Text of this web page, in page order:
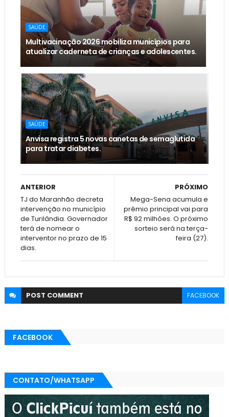
SAÚDE
Multivacinação 2026 mobiliza municípios para
atualizar caderneta de crianças e adolescentes.
SAÚDE
Anvisa registra 5 novas canetas de semaglutida
para tratar diabetes.
PRÓXIMO
Mega-Sena acumula e
prêmio principal vai para
R$ 92 milhões. O próximo
sorteio será na terça-
feira (27).
ANTERIOR
TJ do Maranhão decreta
intervenção no município
de Turilândia. Governador
terá de nomear o
interventor no prazo de 15
dias.
POST COMMENT FACEBOOK
FACEBOOK
CONTATO/WHATSAPP